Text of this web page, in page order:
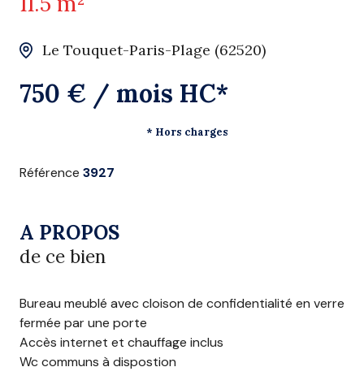
Le Touquet-Paris-Plage (62520)
750 € / mois HC*
* Hors charges
Référence 3927
A PROPOS
de ce bien
Bureau meublé avec cloison de confidentialité en verre
fermée par une porte
Accès internet et chauffage inclus
Wc communs à dispostion